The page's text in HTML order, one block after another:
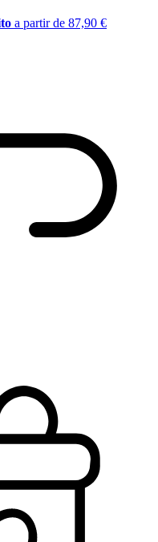
a partir de 87,90 €